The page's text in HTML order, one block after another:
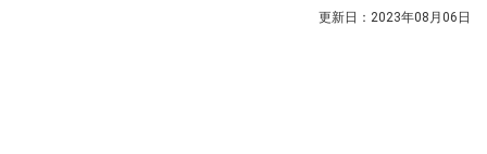
更新日： 2023年08月06日